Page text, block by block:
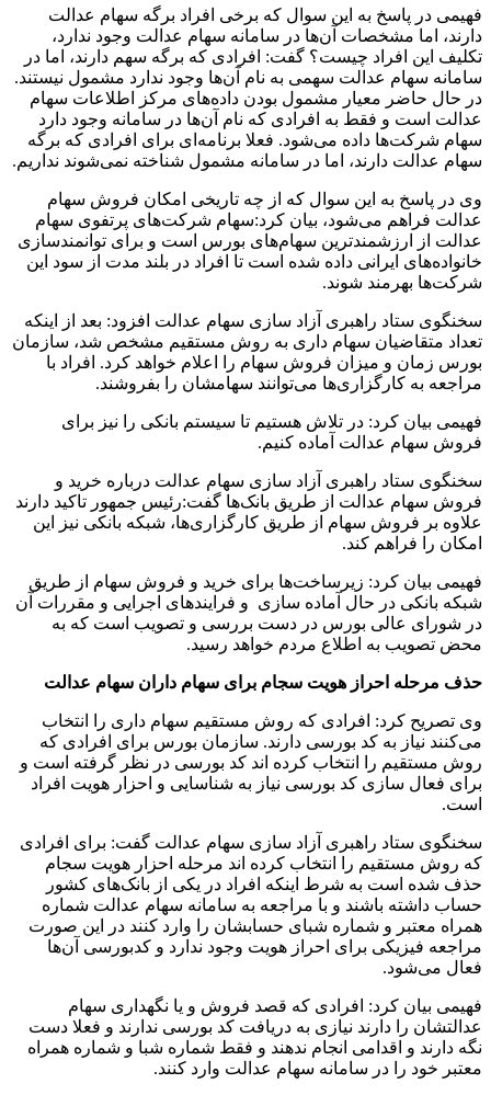
فهیمی در پاسخ به این سوال که برخی افراد برگه سهام عدالت
دارند، اما مشخصات آن‌ها در سامانه سهام عدالت وجود ندارد،
تکلیف این افراد چیست؟ گفت: افرادی که برگه سهم دارند، اما در
سامانه سهام عدالت سهمی به نام آن‌ها وجود ندارد مشمول نیستند.
در حال حاضر معیار مشمول بودن داده‌های مرکز اطلاعات سهام
عدالت است و فقط به افرادی که نام آن‌ها در سامانه وجود دارد
سهام شرکت‌ها داده می‌شود. فعلا برنامه‌ای برای افرادی که برگه
سهام عدالت دارند، اما در سامانه مشمول شناخته نمی‌شوند نداریم.
وی در پاسخ به این سوال که از چه تاریخی امکان فروش سهام
عدالت فراهم می‌شود، بیان کرد:سهام شرکت‌های پرتفوی سهام
عدالت از ارزشمندترین سهام‌های بورس است و برای توانمندسازی
خانواده‌های ایرانی داده شده است تا افراد در بلند مدت از سود این
شرکت‌ها بهرمند شوند.
سخنگوی ستاد راهبری آزاد سازی سهام عدالت افزود: بعد از اینکه
تعداد متقاضیان سهام داری به روش مستقیم مشخص شد، سازمان
بورس زمان و میزان فروش سهام را اعلام خواهد کرد. افراد با
مراجعه به کارگزاری‌ها می‌توانند سهامشان را بفروشند.
فهیمی بیان کرد: در تلاش هستیم تا سیستم بانکی را نیز برای
فروش سهام عدالت آماده کنیم.
سخنگوی ستاد راهبری آزاد سازی سهام عدالت درباره خرید و
فروش سهام عدالت از طریق بانک‌ها گفت:رئیس جمهور تاکید دارند
علاوه بر فروش سهام از طریق کارگزاری‌ها، شبکه بانکی نیز این
امکان را فراهم کند.
فهیمی بیان کرد: زیرساخت‌ها برای خرید و فروش سهام از طریق
شبکه بانکی در حال آماده سازی و فرایندهای اجرایی و مقررات آن
در شورای عالی بورس در دست بررسی و تصویب است که به
محض تصویب به اطلاع مردم خواهد رسید.
حذف مرحله احراز هویت سجام برای سهام داران سهام عدالت
وی تصریح کرد: افرادی که روش مستقیم سهام داری را انتخاب
می‌کنند نیاز به کد بورسی دارند. سازمان بورس برای افرادی که
روش مستقیم را انتخاب کرده اند کد بورسی در نظر گرفته است و
برای فعال سازی کد بورسی نیاز به شناسایی و احزار هویت افراد
است.
سخنگوی ستاد راهبری آزاد سازی سهام عدالت گفت: برای افرادی
که روش مستقیم را انتخاب کرده اند مرحله احزار هویت سجام
حذف شده است به شرط اینکه افراد در یکی از بانک‌های کشور
حساب داشته باشند و با مراجعه به سامانه سهام عدالت شماره
همراه معتبر و شماره شبای حسابشان را وارد کنند در این صورت
مراجعه فیزیکی برای احراز هویت وجود ندارد و کدبورسی آن‌ها
فعال می‌شود.
فهیمی بیان کرد: افرادی که قصد فروش و یا نگهداری سهام
عدالتشان را دارند نیازی به دریافت کد بورسی ندارند و فعلا دست
نگه دارند و اقدامی انجام ندهند و فقط شماره شبا و شماره همراه
معتبر خود را در سامانه سهام عدالت وارد کنند.